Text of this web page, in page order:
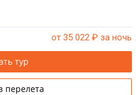
от 35 022 ₽ за ночь
тур
перелета